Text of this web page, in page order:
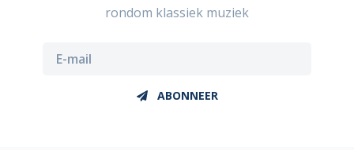
rondom klassiek muziek
ABONNEER